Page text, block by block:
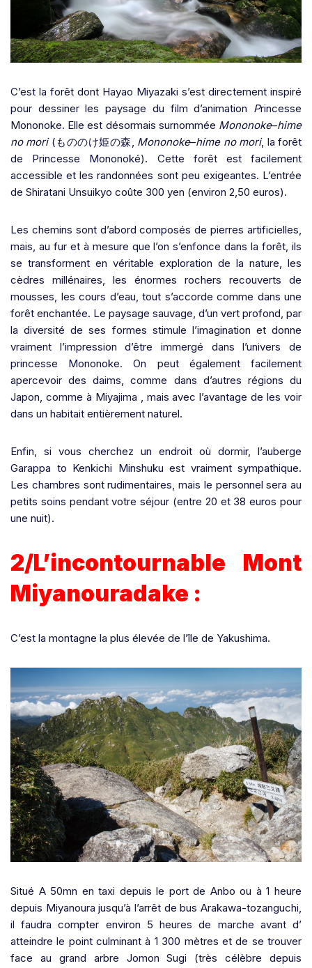
C’est la forêt dont Hayao Miyazaki s’est directement inspiré
pour dessiner les paysage du film d’animation Princesse
Mononoke. Elle est désormais surnommée Mononoke–hime
no mori(もののけ姫の森, Mononoke–hime no mori, la forêt
de Princesse Mononoké). Cette forêt est facilement
accessible et les randonnées sont peu exigeantes. L’entrée
de Shiratani Unsuikyo coûte 300 yen (environ 2,50 euros).
Les chemins sont d’abord composés de pierres artificielles,
mais, au fur et à mesure que l’on s’enfonce dans la forêt, ils
se transforment en véritable exploration de la nature, les
cèdres millénaires, les énormes rochers recouverts de
mousses, les cours d’eau, tout s’accorde comme dans une
forêt enchantée. Le paysage sauvage, d’un vert profond, par
la diversité de ses formes stimule l’imagination et donne
vraiment l’impression d’être immergé dans l’univers de
princesse Mononoke. On peut également facilement
apercevoir des daims, comme dans d’autres régions du
Japon, comme à Miyajima , mais avec l’avantage de les voir
dans un habitait entièrement naturel.
Enfin, si vous cherchez un endroit où dormir, l’auberge
Garappa to Kenkichi Minshuku est vraiment sympathique.
Les chambres sont rudimentaires, mais le personnel sera au
petits soins pendant votre séjour (entre 20 et 38 euros pour
une nuit).
2/L’incontournable Mont
Miyanouradake :
C’est la montagne la plus élevée de l’île de Yakushima.
Situé A 50mn en taxi depuis le port de Anbo ou à 1 heure
depuis Miyanoura jusqu’à l’arrêt de bus Arakawa-tozanguchi,
il faudra compter environ 5 heures de marche avant d’
atteindre le point culminant à 1 300 mètres et de se trouver
face au grand arbre Jomon Sugi (très célèbre depuis